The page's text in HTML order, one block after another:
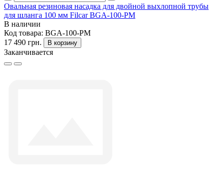
Овальная резиновая насадка для двойной выхлопной трубы
для шланга 100 мм Filcar BGA-100-PM
В наличии
Код товара: BGA-100-PM
17 490 грн.
В корзину
Заканчивается